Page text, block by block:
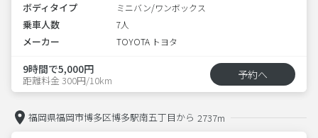
ボディタイプ ミニバン/ワンボックス
乗車人数 7人
メーカー TOYOTA トヨタ
9時間で5,000円
距離料金 300円/10km 予約へ
福岡県福岡市博多区博多駅南五丁目から 2737m